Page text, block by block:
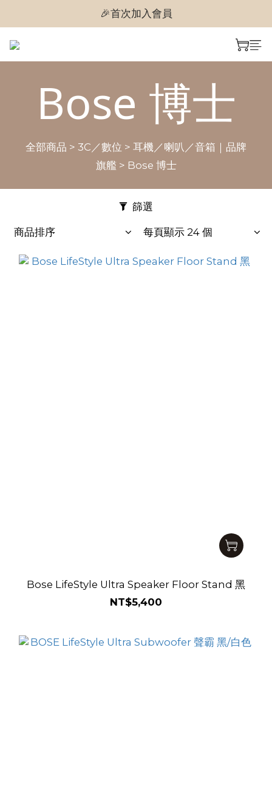
🎉首次加入會員
🎉首次加入會員
Bose 博士
全部商品 > 3C／數位 > 耳機／喇叭／音箱｜品牌
旗艦 > Bose 博士
篩選
商品排序 每頁顯示 24 個
Bose LifeStyle Ultra Speaker Floor Stand 黑
NT$5,400